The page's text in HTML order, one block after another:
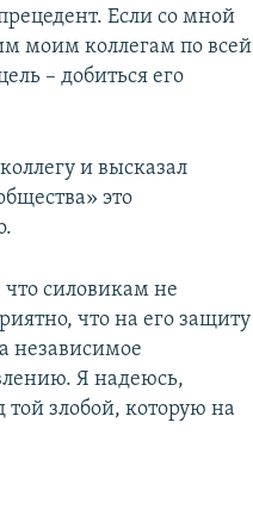
Если со мной
моим коллегам по всей
– добиться его
и высказал
это
силовикам не
что на его защиту
независимое
Я надеюсь,
злобой, которую на